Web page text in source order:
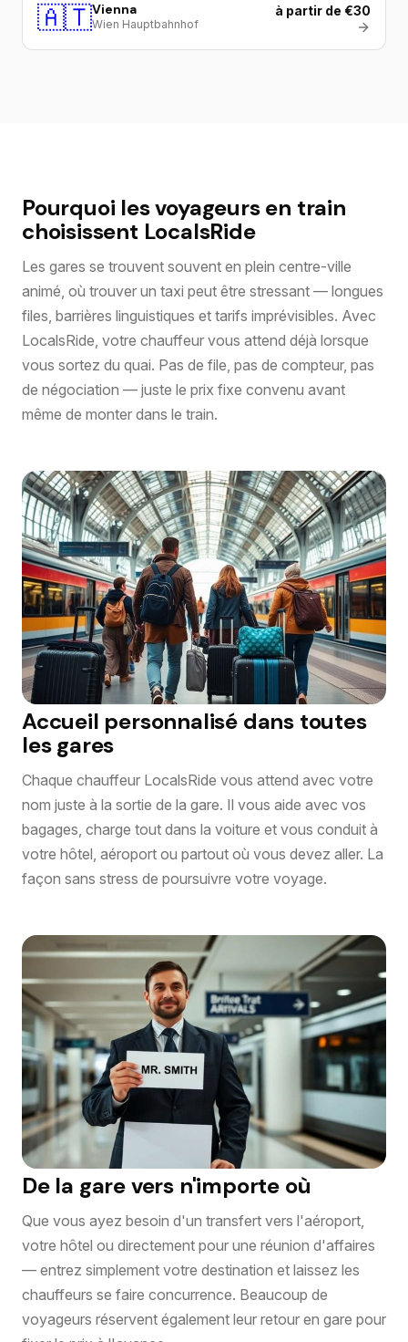
🇦🇹Vienna
Wien Hauptbahnhof
à partir de €30
Pourquoi les voyageurs en train
choisissent LocalsRide
Les gares se trouvent souvent en plein centre-ville
animé, où trouver un taxi peut être stressant — longues
files, barrières linguistiques et tarifs imprévisibles. Avec
LocalsRide, votre chauffeur vous attend déjà lorsque
vous sortez du quai. Pas de file, pas de compteur, pas
de négociation — juste le prix fixe convenu avant
même de monter dans le train.
Accueil personnalisé dans toutes
les gares
Chaque chauffeur LocalsRide vous attend avec votre
nom juste à la sortie de la gare. Il vous aide avec vos
bagages, charge tout dans la voiture et vous conduit à
votre hôtel, aéroport ou partout où vous devez aller. La
façon sans stress de poursuivre votre voyage.
De la gare vers n'importe où
Que vous ayez besoin d'un transfert vers l'aéroport,
votre hôtel ou directement pour une réunion d'affaires
— entrez simplement votre destination et laissez les
chauffeurs se faire concurrence. Beaucoup de
voyageurs réservent également leur retour en gare pour